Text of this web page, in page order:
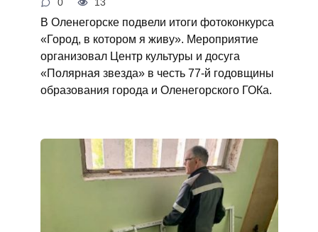
В Оленегорске подвели итоги фотоконкурса
«Город, в котором я живу». Мероприятие
организовал Центр культуры и досуга
«Полярная звезда» в честь 77-й годовщины
образования города и Оленегорского ГОКа.